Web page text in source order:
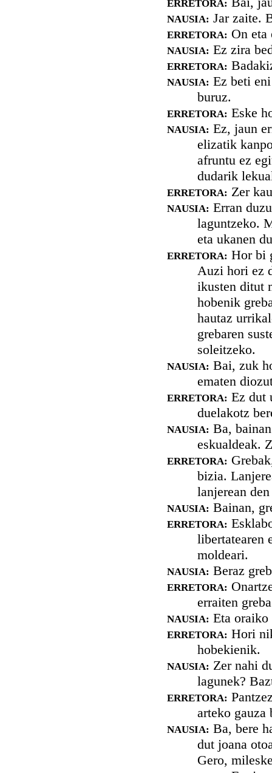
ERRETORA:
NAUSIA: Jar zaite.
ERRETORA: On eta
NAUSIA: Ez zira
ERRETORA:
NAUSIA: Ez beti
buruz.
ERRETORA: Eske
NAUSIA: Ez, jaun
elizatik
afruntu ez
dudarik
ERRETORA: Zer
NAUSIA: Erran
laguntzeko.
eta ukanen
ERRETORA: Hor bi
Auzi hori ez
ikusten ditut
hobenik
hautaz
grebaren
soleitzeko.
NAUSIA: Bai, zuk
ematen
ERRETORA: Ez dut
duelakotz
NAUSIA: Ba,
eskualdeak.
ERRETORA:
bizia.
lanjerean
NAUSIA: Bainan,
ERRETORA:
libertatearen
moldeari.
NAUSIA: Beraz
ERRETORA:
erraiten
NAUSIA: Eta oraiko
ERRETORA: Hori
hobekienik.
NAUSIA: Zer nahi
lagunek?
ERRETORA:
arteko gauza
NAUSIA: Ba, bere
dut joana
Gero,